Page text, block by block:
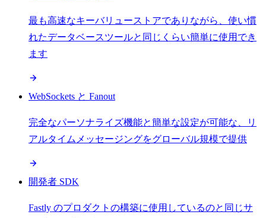
最も高速なキーバリューストアでありながら、使い慣
れたデータベースツールと同じくらい簡単に使用でき
ます
WebSockets と Fanout
完全なパーソナライズ機能と簡単な設定が可能な、リ
アルタイムメッセージングをグローバル規模で提供
開発者 SDK
Fastly のプロダクトの構築に使用しているのと同じサ